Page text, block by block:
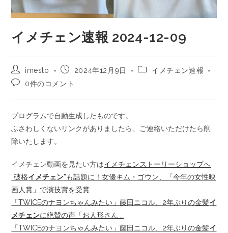
イメチェン速報 2024-12-09
imesto 2024年12月9日
イメチェン速報
0件のコメント
プログラムで自動生成したものです。
ふさわしくないリンクがありましたら、ご連絡いただけたら削
除いたします。
イメチェン動画を見たい方はイメチェンストーリーショップへ
“破格イメチェン”も話題に！女優キム・ゴウン、「今年の女性映
画人賞」で演技賞を受賞
「TWICEのナヨンちゃんみたい」藤田ニコル、2年ぶりの金髪イ
メチェンに絶賛の声「お人形さん …
「TWICEのナヨンちゃんみたい」藤田ニコル、2年ぶりの金髪イ